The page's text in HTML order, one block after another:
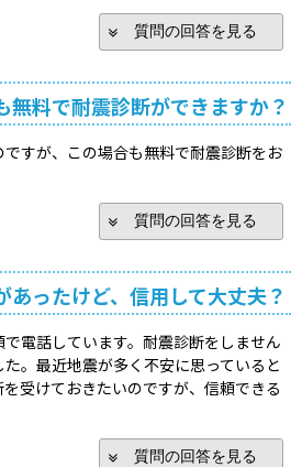
質問の回答を見る
無料で耐震診断ができますか？
すが、この場合も無料で耐震診断をお
質問の回答を見る
あったけど、信用して大丈夫？
電話しています。耐震診断をしません
。最近地震が多く不安に思っていると
受けておきたいのですが、信頼できる
質問の回答を見る